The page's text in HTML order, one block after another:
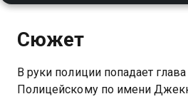
Сюжет
В руки полиции попадает
Полицейскому по имени